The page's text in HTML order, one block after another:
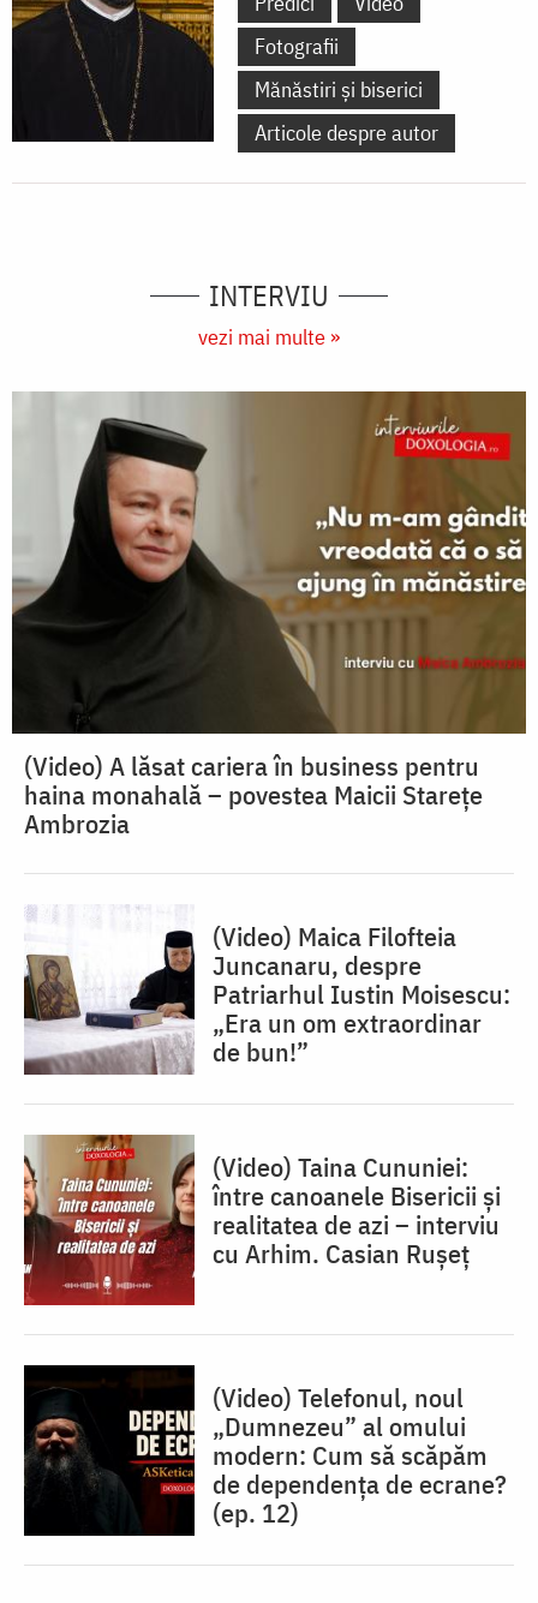
Fotografii
Mănăstiri și biserici
Articole despre autor
INTERVIU
vezi mai multe »
(Video) A lăsat cariera în business pentru
haina monahală – povestea Maicii Starețe
Ambrozia
(Video) Maica Filofteia
Juncanaru, despre
Patriarhul Iustin Moisescu:
„Era un om extraordinar
de bun!”
(Video) Taina Cununiei:
între canoanele Bisericii și
realitatea de azi – interviu
cu Arhim. Casian Rușeț
(Video) Telefonul, noul
„Dumnezeu” al omului
modern: Cum să scăpăm
de dependența de ecrane?
(ep. 12)